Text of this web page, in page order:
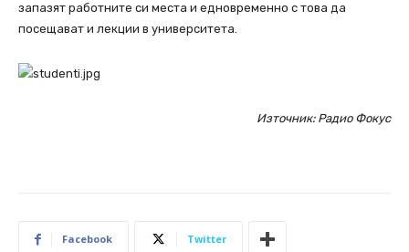
запазят работните си места и едновременно с това да
посещават и лекции в университета.
Източник: Радио Фокус
Facebook Twitter